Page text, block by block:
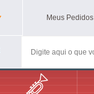
Meus Pedidos